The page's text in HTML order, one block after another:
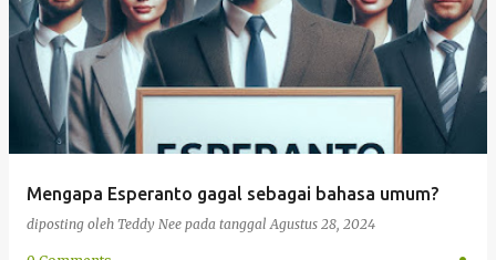
Mengapa Esperanto gagal sebagai bahasa umum?
diposting oleh Teddy Nee pada tanggalAgustus 28, 2024